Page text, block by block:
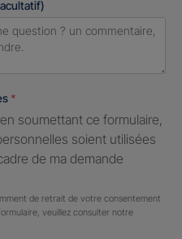
*
soumettant ce formulaire,
soient utilisées
de ma demande
de retrait de votre consentement
veuillez consulter notre